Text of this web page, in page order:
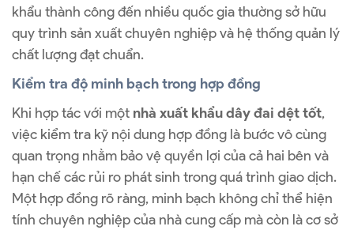
khẩu thành công đến nhiều quốc gia thường sở hữu
quy trình sản xuất chuyên nghiệp và hệ thống quản lý
chất lượng đạt chuẩn.
Kiểm tra độ minh bạch trong hợp đồng
Khi hợp tác với một nhà xuất khẩu dây đai dệt tốt,
việc kiểm tra kỹ nội dung hợp đồng là bước vô cùng
quan trọng nhằm bảo vệ quyền lợi của cả hai bên và
hạn chế các rủi ro phát sinh trong quá trình giao dịch.
Một hợp đồng rõ ràng, minh bạch không chỉ thể hiện
tính chuyên nghiệp của nhà cung cấp mà còn là cơ sở